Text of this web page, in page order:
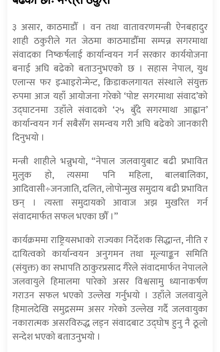
३ असार, काठमाडौँ । वन तथा वातावरणमन्त्री ऐनबहादुर
शाही ठकुरीले गत जेठमा काठमाडौँमा सम्पन्न सगरमाथा
संवादका निष्कर्षलाई कार्यान्वयन गर्न सरकार कार्ययोजना
बनाई अघि बढेको बताउनुभएको छ । सहास नेपाल, युथ
एलान्स फर इन्भाइरोन्मेन्ट, क्रिडाकलगायत संस्थाले संयुक्त
रुपमा आज यहाँ आयोजना गरेको ‘पोष्ट सगरमाथा संवाद’को
उद्घाटनमा उहाँले संवादको ‘२५ बुँदे सगरमाथा आह्वान’
कार्यान्वयन गर्न सबैसँग समन्वय गरी अघि बढेको जानकारी
दिनुभयो ।
मन्त्री शाहीले भन्नुभयो, “नेपाल जलवायुबाट बढी प्रभावित
मुलुक हो, त्यसमा पनि महिला, बालबालिका,
आदिवासी÷जनजाति, दलित, लोपोन्मुख समुदाय बढी प्रभावित
छन् । त्यस्ता समुदायको आवाज अझ मुखरित गर्न
संवादमार्फत सफल भएका छौँ ।”
कार्यक्रममा राष्ट्रियसभाको राज्यका निर्देशक सिद्धान्त, नीति र
दायित्वको कार्यान्वयन अनुगमन तथा मूल्याङ्कन समिति
(संयुक्त) का सभापति ठाकुरप्रसाद गैरेले संवादमार्फत नेपालले
जलवायुले हिमालमा पारेको असर विश्वसामु ध्यानाकर्षण
गराउन सफल भएको उल्लेख गर्नुभयो । उहाँले जलवायुले
हिमालदेखि समुद्रसम्म असर गरेको उल्लेख गर्दै जलवायुका
नकारात्मक असरविरुद्ध लड्न संवादबाट उद्घोष हुनु नै ठूलो
सन्देश भएको बताउनुभयो ।